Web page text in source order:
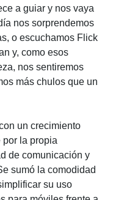
a guiar y nos vaya
nos sorprendemos
o escuchamos Flick
y, como esos
nos sentiremos
más chulos que un
un crecimiento
por la propia
de comunicación y
sumó la comodidad
su uso